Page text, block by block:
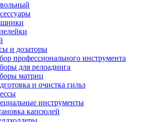
и дозаторы
профессионального инструмента
для релоадинга
матриц
и очистка гильз
инструменты
капсюлей